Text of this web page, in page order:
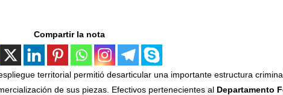
Compartir la nota
territorial permitió desarticular una importante estructura
de sus piezas. Efectivos pertenecientes al Departamento